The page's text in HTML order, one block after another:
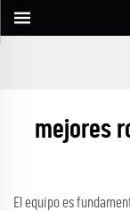
mejores
El equipo es